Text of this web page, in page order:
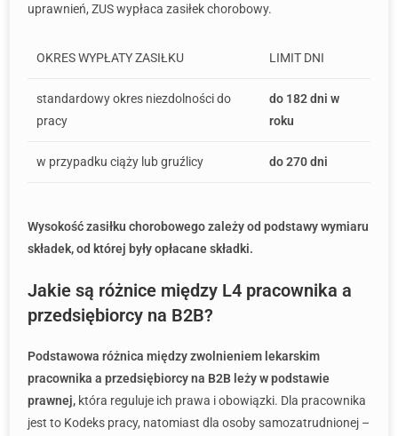
uprawnień, ZUS wypłaca zasiłek chorobowy.
OKRES WYPŁATY ZASIŁKU LIMIT DNI
standardowy okres niezdolności do
pracy
do 182 dni w
roku
w przypadku ciąży lub gruźlicy do 270 dni
Wysokość zasiłku chorobowego zależy od podstawy wymiaru
składek, od której były opłacane składki.
Jakie są różnice między L4 pracownika a
przedsiębiorcy na B2B?
Podstawowa różnica między zwolnieniem lekarskim
pracownika a przedsiębiorcy na B2B leży w podstawie
prawnej, która reguluje ich prawa i obowiązki. Dla pracownika
jest to Kodeks pracy, natomiast dla osoby samozatrudnionej –